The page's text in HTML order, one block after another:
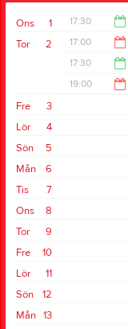
1
Ons 17:30
18:50
2
Tor 17:00
20:00
17:30
19:00
3
Fre
4
Lör
5
Sön
6
Mån
7
Tis
8
Ons
9
Tor
10
Fre
11
Lör
12
Sön
13
Mån